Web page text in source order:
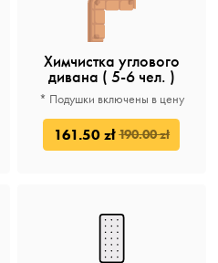
Химчистка углового
дивана ( 5-6 чел. )
* Подушки включены в цену
161.50 zł 190.00 zł